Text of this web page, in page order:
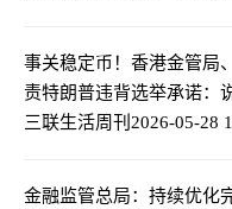
事关稳定币！香港金管局
责特朗普违背选举承诺：
三联生活周刊 2026-05-28
金融监管总局：持续优化